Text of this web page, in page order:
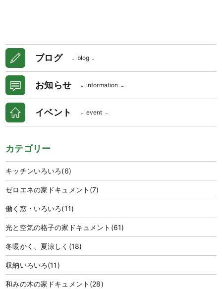
ブログ blog
お知らせ information
イベント event
カテゴリー
キッチンいろいろ(6)
ゼロエネの家ドキュメント (7)
働く窓・いろいろ(11)
光と空気の格子の家ドキュメント (61)
冬暖かく、夏涼しく (18)
収納いろいろ(11)
和みの木の家ドキュメント (28)